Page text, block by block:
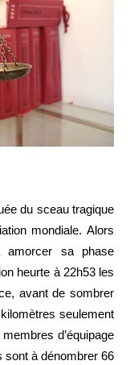
du sceau tragique
mondiale. Alors
amorcer sa phase
heurte à 22h53 les
avant de sombrer
seulement
d’équipage
sont à dénombrer 66